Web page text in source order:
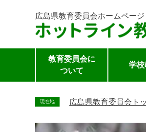
広島県教育委員会ホームページ
教育委員会に
ついて
学
現在地 広島県教育委員会ト